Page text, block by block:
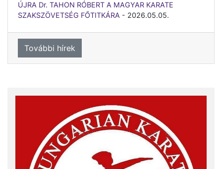
ÚJRA Dr. TAHON RÓBERT A MAGYAR KARATE
SZAKSZÖVETSÉG FŐTITKÁRA - 2026.05.05.
További hírek